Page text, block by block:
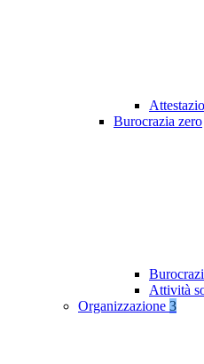
Burocrazia zero
Attività
Organizzazione 3